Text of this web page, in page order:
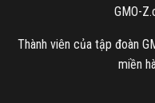
GMO-
Thành viên của tập đoàn
miền